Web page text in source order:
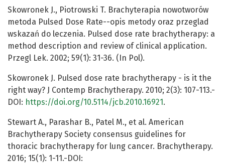
Skowronek J., Piotrowski T. Brachyterapia nowotworów
metoda Pulsed Dose Rate--opis metody oraz przeglad
wskazań do leczenia. Pulsed dose rate brachytherapy: a
method description and review of clinical application.
Przegl Lek. 2002; 59(1): 31-36. (In Pol).
Skowronek J. Pulsed dose rate brachytherapy - is it the
right way? J Contemp Brachytherapy. 2010; 2(3): 107-113.-
DOI: https://doi.org/10.5114/jcb.2010.16921 .
Stewart A., Parashar B., Patel M., et al. American
Brachytherapy Society consensus guidelines for
thoracic brachytherapy for lung cancer. Brachytherapy.
2016; 15(1): 1-11.-DOI: